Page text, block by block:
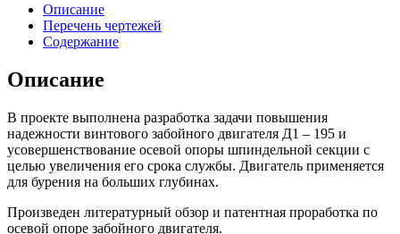
Описание
Перечень чертежей
Содержание
Описание
В проекте выполнена разработка задачи повышения
надежности винтового забойного двигателя Д1 – 195 и
усовершенствование осевой опоры шпиндельной секции с
целью увеличения его срока службы. Двигатель применяется
для бурения на больших глубинах.
Произведен литературный обзор и патентная проработка по
осевой опоре забойного двигателя.